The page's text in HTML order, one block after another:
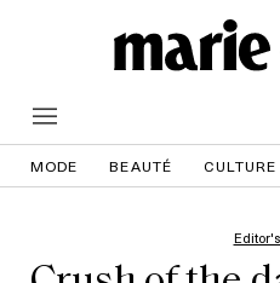
MODE BEAUTÉ CULTURE